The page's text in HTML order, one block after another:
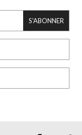
S'ABONNER